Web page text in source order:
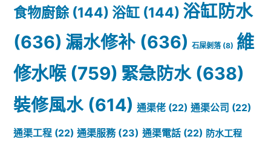
食物廚餘(144) 浴缸 (144) 浴缸防水
(636) 漏水修补 (636) 石屎剝落(8) 維
修水喉(759) 緊急防水(638)
裝修風水(614) 通渠佬 (22) 通渠公司 (22)
通渠工程 (22) 通渠服務(23) 通渠電話 (22) 防水工程